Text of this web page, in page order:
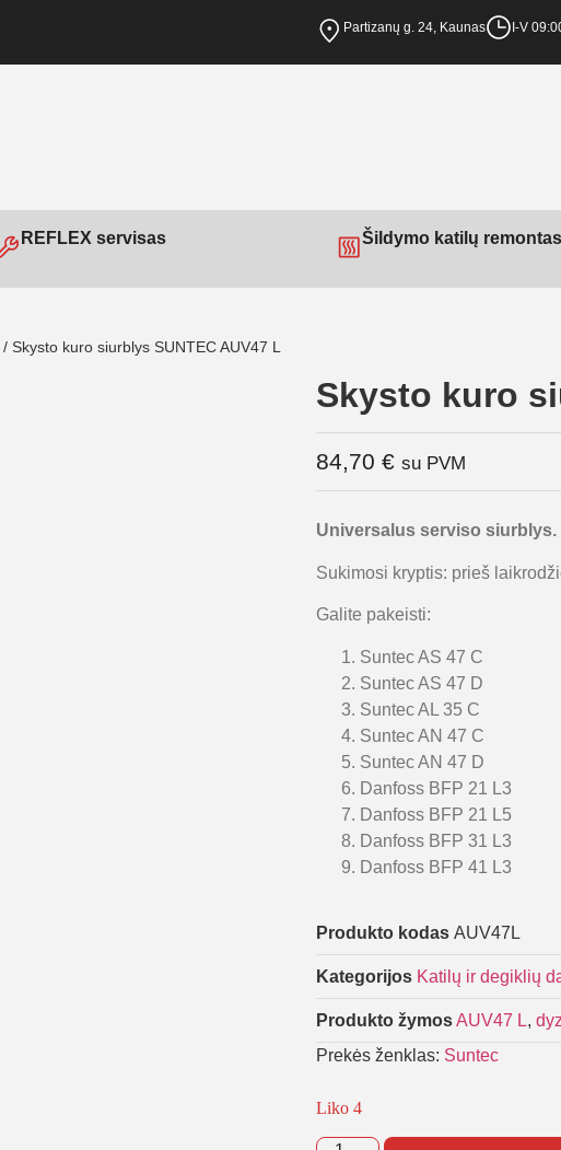
Partizanų g. 24, Kaunas I-V
REFLEX servisas Šildymo katilų remontas
/ Skysto kuro siurblys SUNTEC AUV47 L
Skysto kuro
84,70 € su PVM
Universalus serviso siurblys.
Sukimosi kryptis: prieš
Galite pakeisti:
Suntec AS 47 C
Suntec AS 47 D
Suntec AL 35 C
Suntec AN 47 C
Suntec AN 47 D
Danfoss BFP 21 L3
Danfoss BFP 21 L5
Danfoss BFP 31 L3
Danfoss BFP 41 L3
Produkto kodas AUV47L
Kategorijos Katilų ir degiklių
Produkto žymosAUV47 L,
Prekės ženklas: Suntec
Liko 4